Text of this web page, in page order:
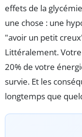
effets de la
une chose : une
"avoir un petit
Littéralement.
20% de votre
survie. Et les
longtemps que